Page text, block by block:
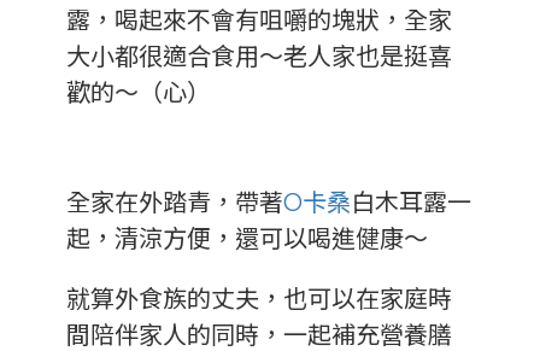
露，喝起來不會有咀嚼的塊狀，全家
大小都很適合食用～老人家也是挺喜
歡的～（心）
全家在外踏青，帶著O卡桑白木耳露一
起，清涼方便，還可以喝進健康～
就算外食族的丈夫，也可以在家庭時
間陪伴家人的同時，一起補充營養膳